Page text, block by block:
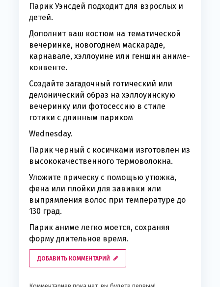
Парик Уэнсдей подходит для взрослых и
детей.
Дополнит ваш костюм на тематической
вечеринке, новогоднем маскараде,
карнавале, хэллоуине или геншин аниме-
конвенте.
Создайте загадочный готический или
демонический образ на хэллоуинскую
вечеринку или фотосессию в стиле
готики с длинным париком
Wednesday.
Парик черный с косичками изготовлен из
высококачественного термоволокна.
Уложите прическу с помощью утюжка,
фена или плойки для завивки или
выпрямления волос при температуре до
130 град.
Парик аниме легко моется, сохраняя
форму длительное время.
ДОБАВИТЬ КОММЕНТАРИЙ